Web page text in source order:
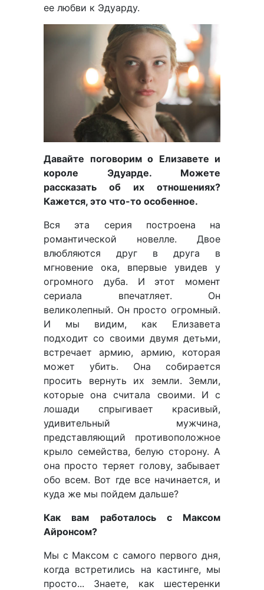
ее любви к Эдуарду.
Давайте поговорим о Елизавете и
короле Эдуарде. Можете
рассказать об их отношениях?
Кажется, это что-то особенное.
Вся эта серия построена на
романтической новелле. Двое
влюбляются друг в друга в
мгновение ока, впервые увидев у
огромного дуба. И этот момент
сериала впечатляет. Он
великолепный. Он просто огромный.
И мы видим, как Елизавета
подходит со своими двумя детьми,
встречает армию, армию, которая
может убить. Она собирается
просить вернуть их земли. Земли,
которые она считала своими. И с
лошади спрыгивает красивый,
удивительный мужчина,
представляющий противоположное
крыло семейства, белую сторону. А
она просто теряет голову, забывает
обо всем. Вот где все начинается, и
куда же мы пойдем дальше?
Как вам работалось с Максом
Айронсом?
Мы с Максом с самого первого дня,
когда встретились на кастинге, мы
просто... Знаете, как шестеренки